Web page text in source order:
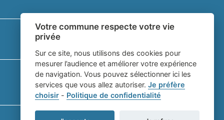
Votre commune respecte votre vie
privée
Sur ce site, nous utilisons des cookies pour
mesurer l’audience et améliorer votre expérience
de navigation. Vous pouvez sélectionner ici les
services que vous allez autoriser. Je préfère
choisir- Politique de confidentialité